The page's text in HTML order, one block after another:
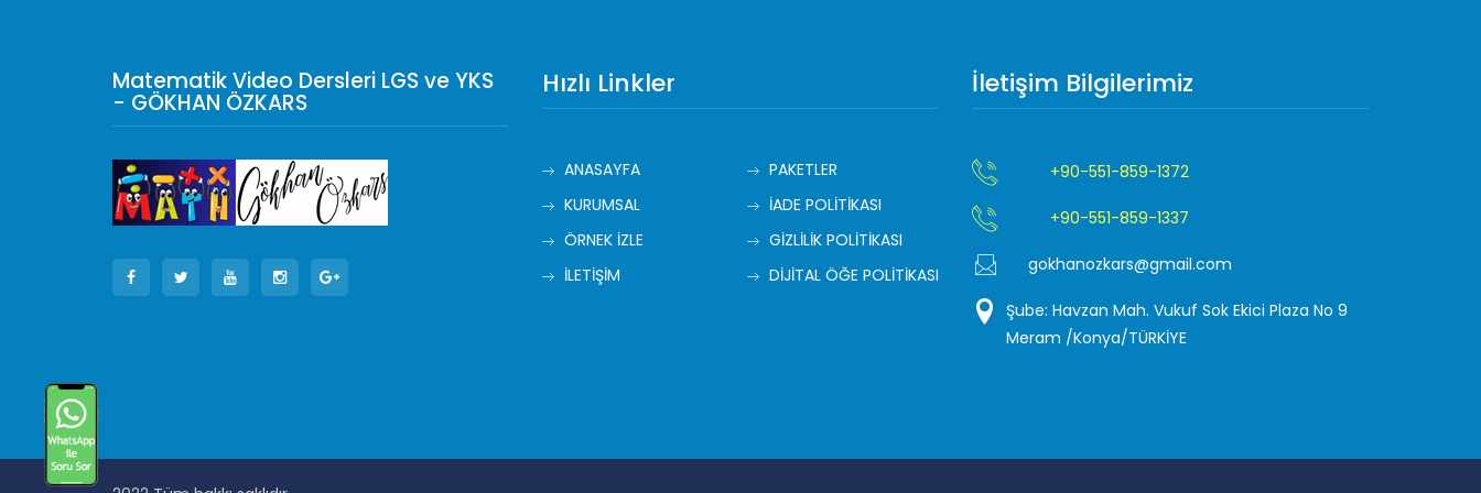
Matematik Video Dersleri LGS ve YKS
- GÖKHAN ÖZKARS
Hızlı Linkler
ANASAYFA
KURUMSAL
ÖRNEK İZLE
İLETİŞİM
PAKETLER
İADE POLİTİKASI
GİZLİLİK POLİTİKASI
DİJİTAL ÖĞE POLİTİKASI
İletişim Bilgilerimiz
+90-551-859-1372
+90-551-859-1337
gokhanozkars@gmail.com
Şube: Havzan Mah. Vukuf Sok Ekici Plaza No 9
Meram /Konya/TÜRKİYE